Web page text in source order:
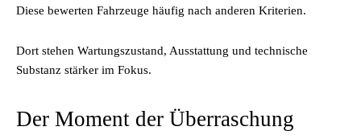
Diese bewerten Fahrzeuge häufig nach anderen Kriterien.
Dort stehen Wartungszustand, Ausstattung und technische
Substanz stärker im Fokus.
Der Moment der Überraschung